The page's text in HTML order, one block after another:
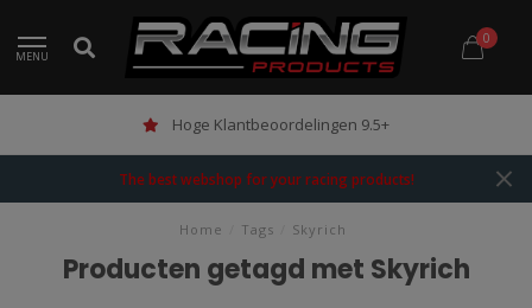
MENU
0
Hoge Klantbeoordelingen 9.5+
The best webshop for your racing products!
Home Tags Skyrich
Producten getagd met Skyrich